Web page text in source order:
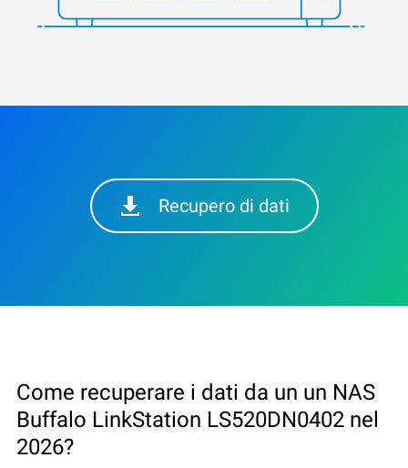
Recupero di dati
Come recuperare i dati da un un NAS
Buffalo LinkStation LS520DN0402 nel
2026?